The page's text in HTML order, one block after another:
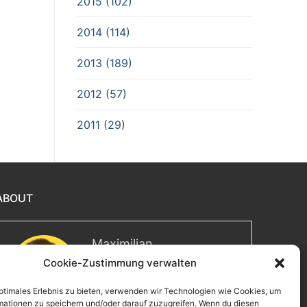
Cookie-Zustimmung verwalten
Erlebnis zu bieten, verwenden wir Technologien wie Cookies, um
zu speichern und/oder darauf zuzugreifen. Wenn du diesen
2014 (114)
2013 (189)
2012 (57)
2011 (29)
Maximilian
Herzlich willkommen! Ich bin
15 Jahren Berufserfahrung. Hier